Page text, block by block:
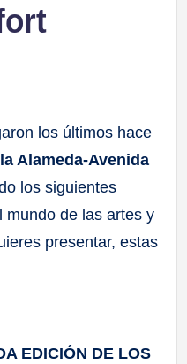
los últimos hace
Alameda-Avenida
los siguientes
mundo de las artes y
presentar, estas
EDICIÓN DE LOS